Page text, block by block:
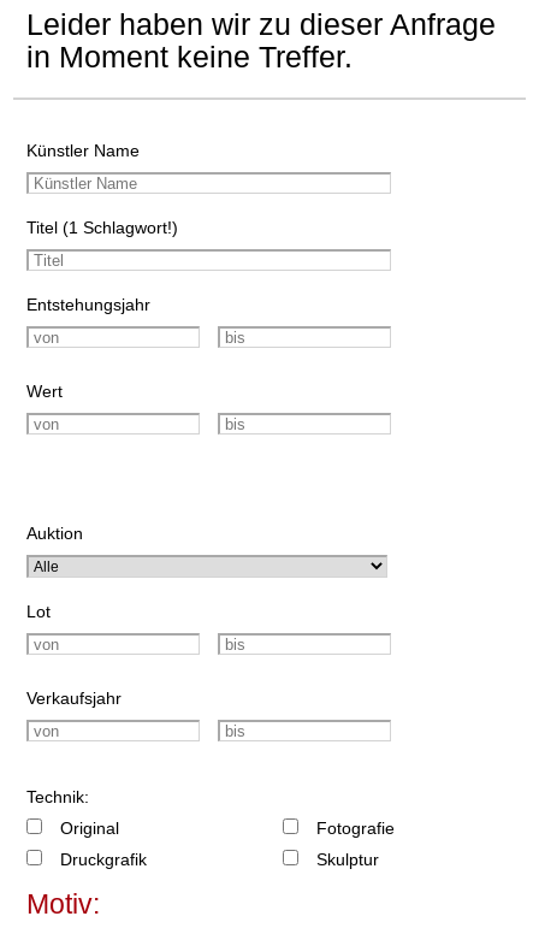
Leider haben wir zu dieser Anfrage
in Moment keine Treffer.
Künstler Name
Titel (1 Schlagwort!)
Entstehungsjahr
Wert
Auktion
Lot
Verkaufsjahr
Technik:
Original
Druckgrafik
Fotografie
Skulptur
Motiv: